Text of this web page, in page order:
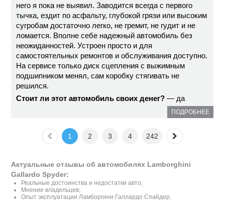
него я пока не выявил. Заводится всегда с первого
тычка, ездит по асфальту, глубокой грязи или высоким
сугробам достаточно легко, не гремит, не гудит и не
ломается. Вполне себе надежный автомобиль без
неожиданностей. Устроен просто и для
самостоятельных ремонтов и обслуживания доступно.
На сервисе только диск сцепления с выжимным
подшипником менял, сам коробку стягивать не
решился.
Стоит ли этот автомобиль своих денег? — да
ПОДРОБНЕЕ
1 2 3 4 242
Актуальные отзывы об автомобилях Lamborghini
Gallardo Spyder:
Реальные достоинства и недостатки авто;
Мнение владельцев;
Опыт эксплуатации Ламборгини Галлардо Спайдер.